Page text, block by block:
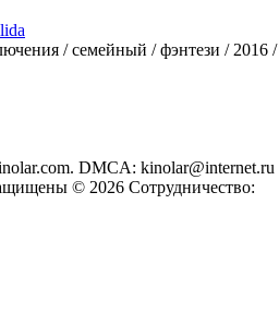
/ семейный / фэнтези / 2016 /
DMCA: kinolar@internet.ru
© 2026 Сотрудничество: